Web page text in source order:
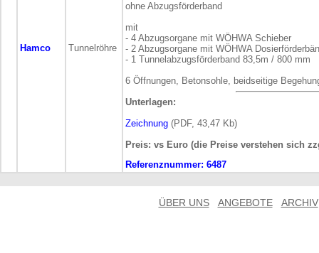
Hamco Tunnelröhre
ohne Abzugsförderband
mit
- 4 Abzugsorgane mit WÖHWA Schieber
- 2 Abzugsorgane mit WÖHWA
- 1 Tunnelabzugsförderband 83,5m / 800 mm
6 Öffnungen, Betonsohle, beidseitige
Unterlagen:
Zeichnung (PDF, 43,47 Kb)
Preis: vs Euro (die Preise verstehen sich
Referenznummer: 6487
ÜBER UNS ANGEBOTE ARCHIV